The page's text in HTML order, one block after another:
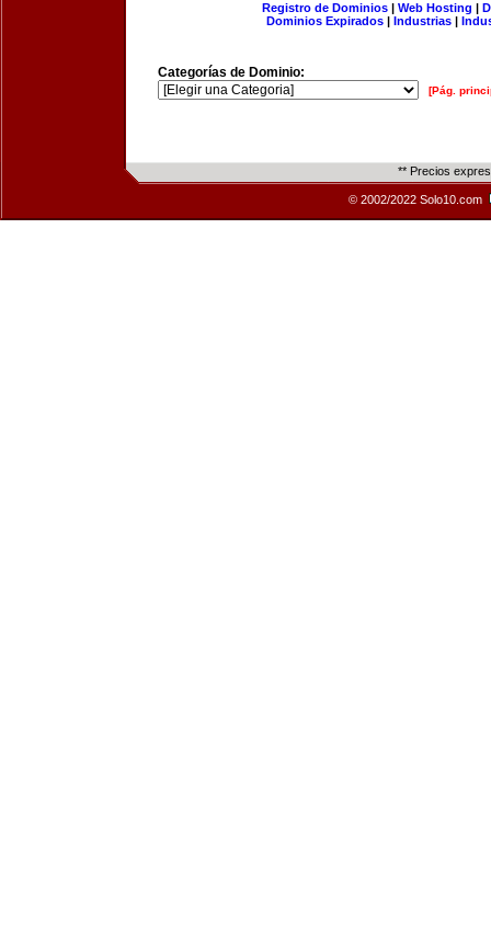
Registro de Dominios| Web Hosting |
Dominios Expirados | Industrias |
Categorías de Dominio:
[Pág.
** Precios
© 2002/2022 Solo10.com